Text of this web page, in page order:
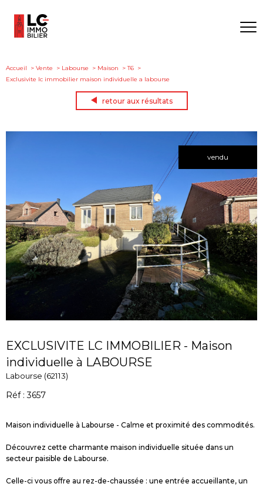
Accueil Vente Labourse Maison
T6
Exclusivite lc immobilier maison individuelle a labourse
retour aux résultats
vendu
EXCLUSIVITE LC IMMOBILIER - Maison
individuelle à LABOURSE
Labourse (62113)
Réf : 3657
Maison individuelle à Labourse - Calme et proximité des commodités.
Découvrez cette charmante maison individuelle située dans un
secteur paisible de Labourse.
Celle-ci vous offre au rez-de-chaussée : une entrée accueillante, un